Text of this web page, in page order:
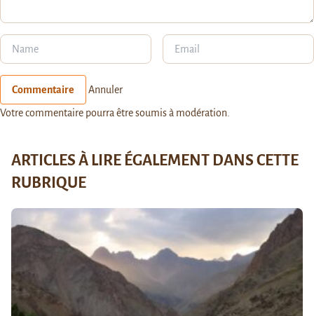
Commentaire Annuler
Votre commentaire pourra être soumis à modération.
ARTICLES À LIRE ÉGALEMENT DANS CETTE
RUBRIQUE